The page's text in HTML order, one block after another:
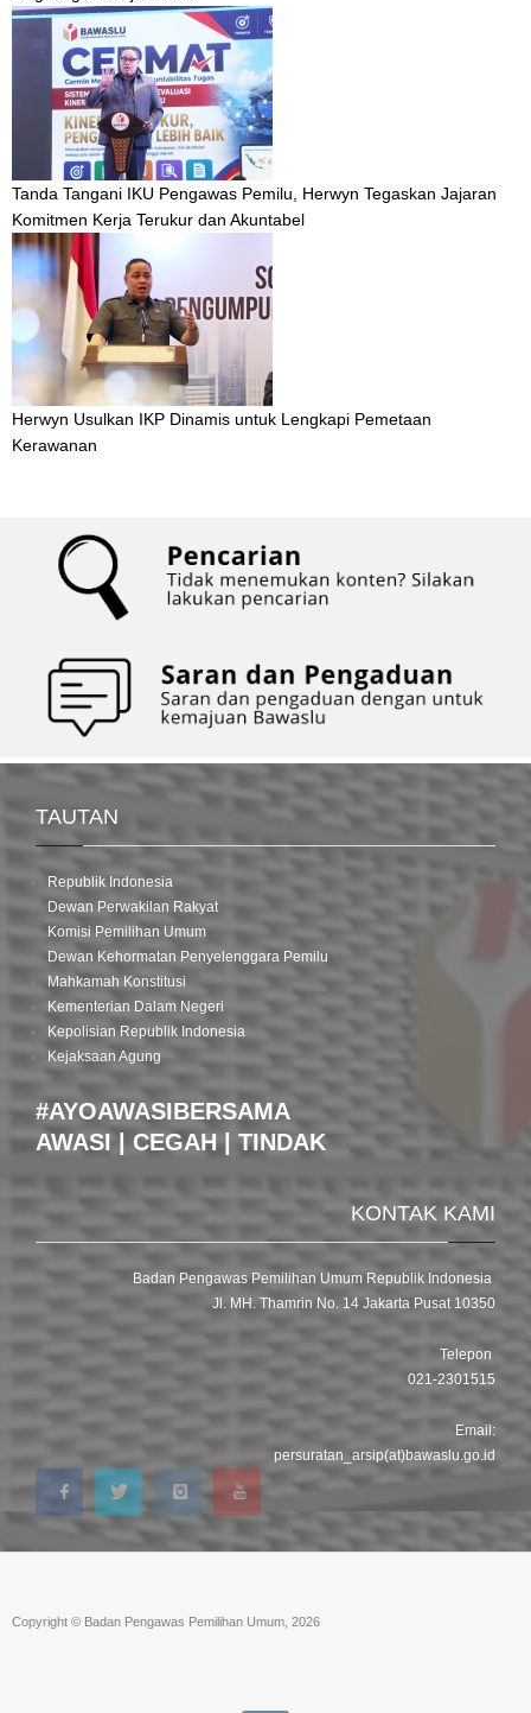
Tanda Tangani IKU Pengawas Pemilu, Herwyn Tegaskan Jajaran
Komitmen Kerja Terukur dan Akuntabel
Herwyn Usulkan IKP Dinamis untuk Lengkapi Pemetaan
Kerawanan
TAUTAN
Republik Indonesia
Dewan Perwakilan Rakyat
Komisi Pemilihan Umum
Dewan Kehormatan Penyelenggara Pemilu
Mahkamah Konstitusi
Kementerian Dalam Negeri
Kepolisian Republik Indonesia
Kejaksaan Agung
#AYOAWASIBERSAMA
AWASI | CEGAH | TINDAK
KONTAK KAMI
Badan Pengawas Pemilihan Umum Republik Indonesia
Jl. MH. Thamrin No. 14 Jakarta Pusat 10350
Telepon
021-2301515
Email:
persuratan_arsip(at)bawaslu.go.id
Copyright © Badan Pengawas Pemilihan Umum, 2026